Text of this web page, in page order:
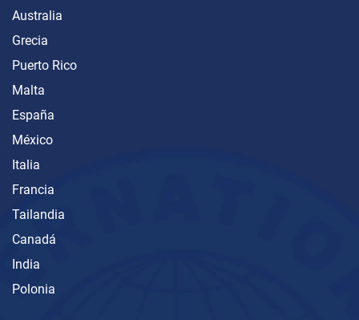
Australia
Grecia
Puerto Rico
Malta
España
México
Italia
Francia
Tailandia
Canadá
India
Polonia